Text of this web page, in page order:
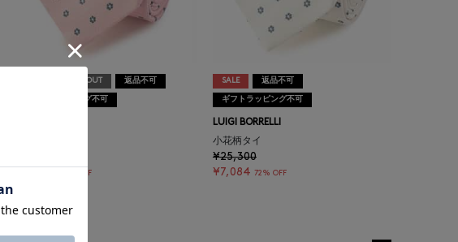
SOLDOUT 返品不可
ギフトラッピング不可
72% OFF
SALE 返品不可
ギフトラッピング不可
LUIGI BORRELLI
小花柄タイ
¥25,300
¥7,084 72% OFF